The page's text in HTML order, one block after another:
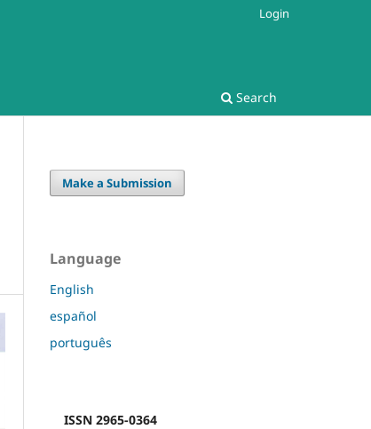
Search
Login
Make a Submission
Language
English
español
português
ISSN 2965-0364